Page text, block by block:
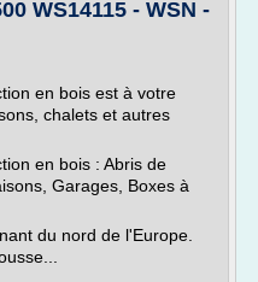
WS14115 - WSN -
en bois est à votre
chalets et autres
en bois : Abris de
Garages, Boxes à
du nord de l'Europe.